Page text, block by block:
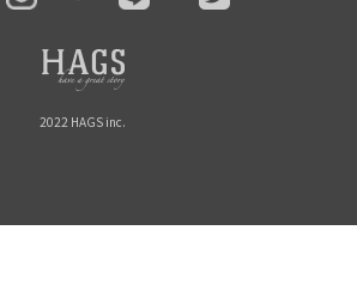
2022 HAGS inc.